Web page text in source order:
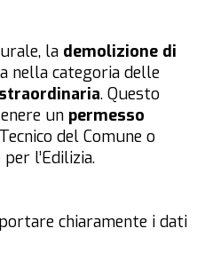
la demolizione di
nella categoria delle
. Questo
un permesso
del Comune o
l’Edilizia.
chiaramente i dati